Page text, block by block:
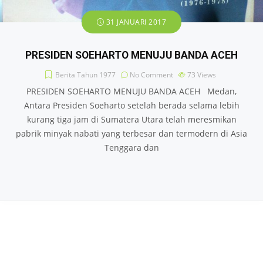
31 JANUARI 2017
PRESIDEN SOEHARTO MENUJU BANDA ACEH
Berita Tahun 1977 No Comment 73 Views
PRESIDEN SOEHARTO MENUJU BANDA ACEH Medan,
Antara Presiden Soeharto setelah berada selama lebih
kurang tiga jam di Sumatera Utara telah meresmikan
pabrik minyak nabati yang terbesar dan termodern di Asia
Tenggara dan